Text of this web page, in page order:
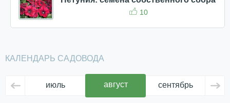
10
КАЛЕНДАРЬ САДОВОДА
июль август сентябрь